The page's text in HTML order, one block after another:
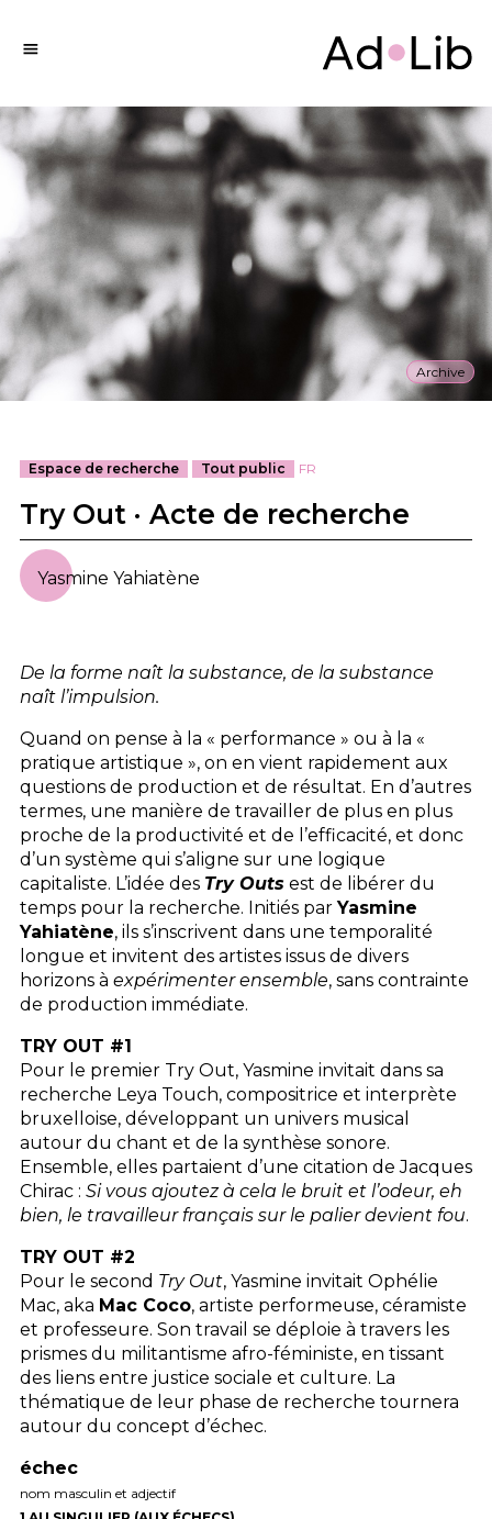
Archive
Espace de recherche Tout public FR
Try Out · Acte de recherche
Yasmine Yahiatène
De la forme naît la substance, de la substance
naît l’impulsion.
Quand on pense à la « performance » ou à la «
pratique artistique », on en vient rapidement aux
questions de production et de résultat. En d’autres
termes, une manière de travailler de plus en plus
proche de la productivité et de l’efficacité, et donc
d’un système qui s’aligne sur une logique
capitaliste. L’idée des Try Outs est de libérer du
temps pour la recherche. Initiés parYasmine
Yahiatène, ils s’inscrivent dans une temporalité
longue et invitent des artistes issus de divers
horizons à expérimenter ensemble, sans contrainte
de production immédiate.
TRY OUT #1
Pour le premier Try Out, Yasmine invitait dans sa
recherche Leya Touch, compositrice et interprète
bruxelloise, développant un univers musical
autour du chant et de la synthèse sonore.
Ensemble, elles partaient d’une citation de Jacques
Chirac : Si vous ajoutez à cela le bruit et l’odeur, eh
bien, le travailleur français sur le palier devient fou.
TRY OUT #2
Pour le second Try Out, Yasmine invitait Ophélie
Mac, aka Mac Coco, artiste performeuse, céramiste
et professeure. Son travail se déploie à travers les
prismes du militantisme afro-féministe, en tissant
des liens entre justice sociale et culture. La
thématique de leur phase de recherche tournera
autour du concept d’échec.
échec
nom masculin et adjectif